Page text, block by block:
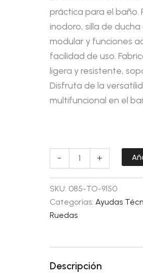
práctica para el baño.
inodoro, silla de
modular y funciones
facilidad de uso.
ligera y resistente,
Disfruta de la
multifuncional en el
- +
SKU: 085-TO-9150
Categorías: Ayudas
Ruedas
Descripción